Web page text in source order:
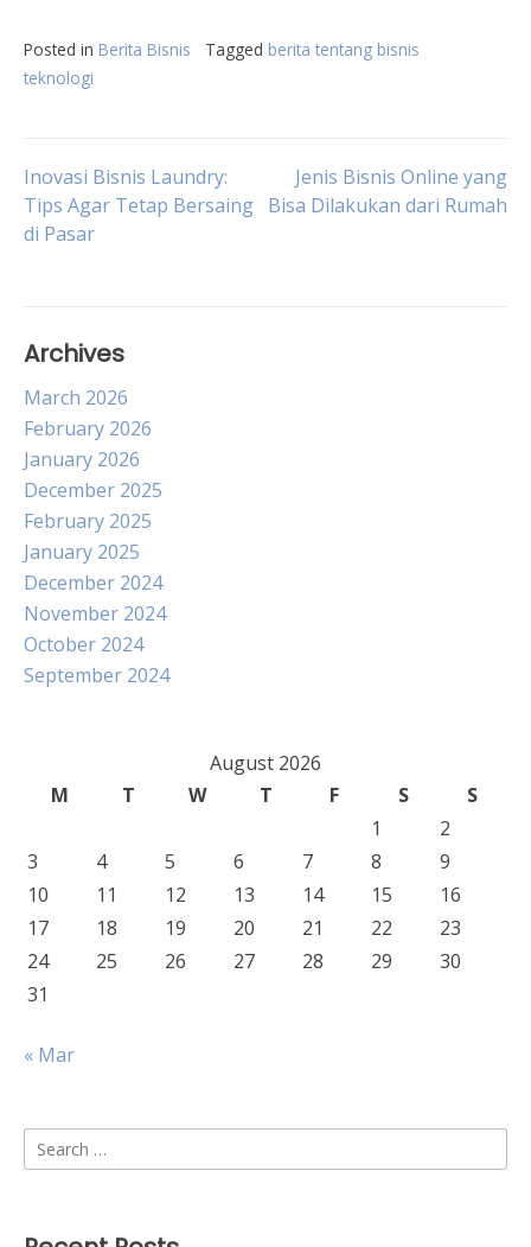
Posted in Berita Bisnis Tagged berita tentang bisnis
teknologi
Post
navigation
Inovasi Bisnis Laundry:
Tips Agar Tetap Bersaing
di Pasar
Jenis Bisnis Online yang
Bisa Dilakukan dari Rumah
Archives
March 2026
February 2026
January 2026
December 2025
February 2025
January 2025
December 2024
November 2024
October 2024
September 2024
August 2026
M
T W T F S
S
1
2
3
4 5 6 7 8
9
10
11 12 13 14 15
16
17
18 19 20 21 22
23
24
25 26 27 28 29
30
31
« Mar
Search
for: